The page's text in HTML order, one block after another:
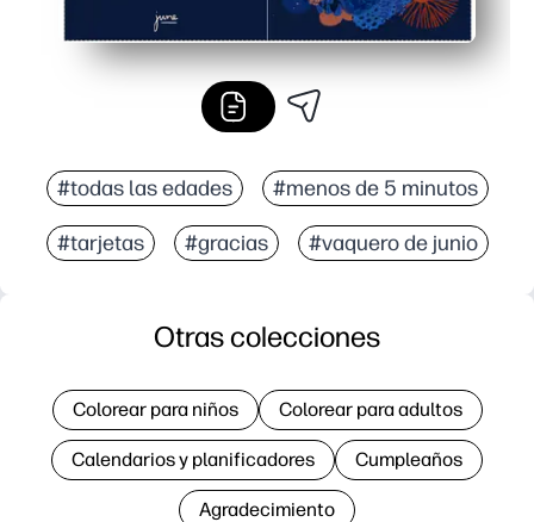
#todas las edades #menos de 5 minutos
#tarjetas #gracias #vaquero de junio
Otras colecciones
Colorear para niños Colorear para adultos
Calendarios y planificadores Cumpleaños
Agradecimiento